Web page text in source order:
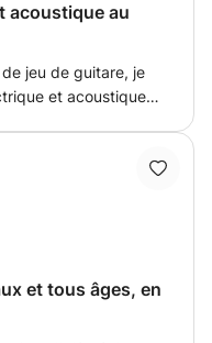
acoustique au
jeu de guitare, je
et acoustique
à découvrir et
tels que le blues, le
en anglais,
sont les bienvenus !
et tous âges, en